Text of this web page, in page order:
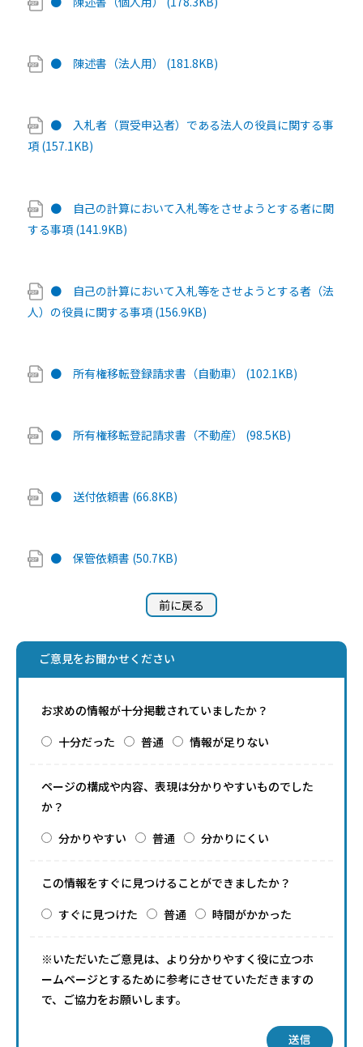
● 陳述書（法人用） (181.8KB)
● 入札者（買受申込者）である法人の役員に関する事
項 (157.1KB)
● 自己の計算において入札等をさせようとする者に関
する事項 (141.9KB)
● 自己の計算において入札等をさせようとする者（法
人）の役員に関する事項 (156.9KB)
● 所有権移転登録請求書（自動車） (102.1KB)
● 所有権移転登記請求書（不動産） (98.5KB)
● 送付依頼書 (66.8KB)
● 保管依頼書 (50.7KB)
前に戻る
ご意見をお聞かせください
お求めの情報が十分掲載されていましたか？
十分だった
普通 情報が足りない
ページの構成や内容、表現は分かりやすいものでした
か？
分かりやすい
普通 分かりにくい
この情報をすぐに見つけることができましたか？
すぐに見つけた
普通 時間がかかった
※いただいたご意見は、より分かりやすく役に立つホ
ームページとするために参考にさせていただきますの
で、ご協力をお願いします。
送信